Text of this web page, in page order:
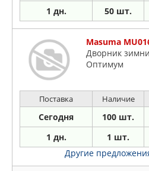
1 дн. 50 шт.
Masuma
Дворник
Оптимум
Поставка Наличие
Сегодня 100 шт.
1 дн. 1 шт.
Другие